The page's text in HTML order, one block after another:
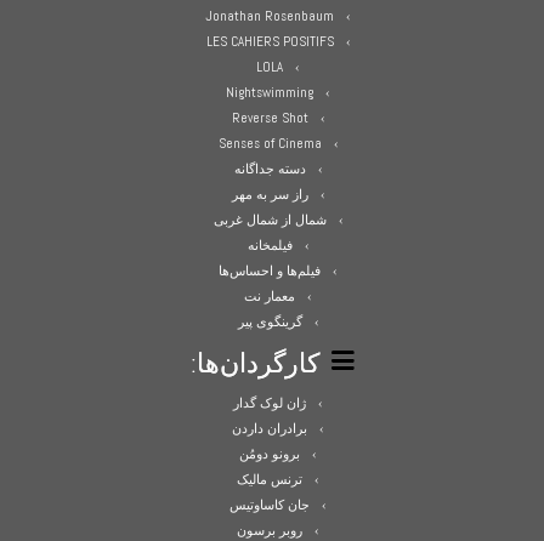
Jonathan Rosenbaum
LES CAHIERS POSITIFS
LOLA
Nightswimming
Reverse Shot
Senses of Cinema
دسته جداگانه
راز سر به مهر
شمال از شمال غربی
فیلمخانه
فیلم‌ها و احساس‌ها
معمار نت
گرینگوی پیر
کارگردان‌ها:
ژان لوک گدار
برادران داردن
برونو دومُن
ترنس مالیک
جان کاساوتیس
روبر برسون